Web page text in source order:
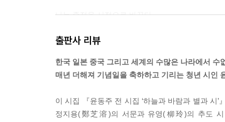
나는 종점을 시점으로 바꾼다.
무나 피상적이 된다. 나의 휴머니티를 이네들에
하나보다.
씨그날을 밟고 기차는 왱― 떠난다. 고향으로 향
--- p.170 「종시(終始)」 중에서
출판사 리뷰
한국 일본 중국 그리고 세계의 수많은 나라에서 수
매년 더해져 기념일을 축하하고 기리는 청년 시인
이 시집 『윤동주 전 시집 ‘하늘과 바람과 별과 시
정지용(鄭芝溶)의 서문과 유영(柳玲)의 추도